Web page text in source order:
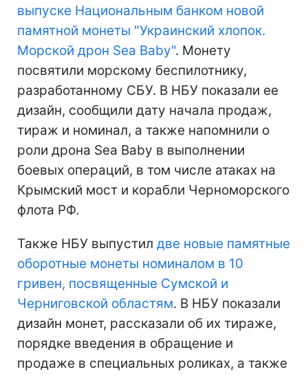
выпуске Национальным банком новой
памятной монеты "Украинский хлопок.
Морской дрон Sea Baby". Монету
посвятили морскому беспилотнику,
разработанному СБУ. В НБУ показали ее
дизайн, сообщили дату начала продаж,
тираж и номинал, а также напомнили о
роли дрона Sea Baby в выполнении
боевых операций, в том числе атаках на
Крымский мост и корабли Черноморского
флота РФ.
Также НБУ выпустил две новые памятные
оборотные монеты номиналом в 10
гривен, посвященные Сумской и
Черниговской областям. В НБУ показали
дизайн монет, рассказали об их тираже,
порядке введения в обращение и
продаже в специальных роликах, а также